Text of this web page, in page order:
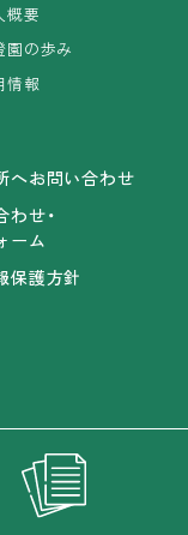
概要
園の歩み
情報
へお問い合わせ
わせ・
ーム
保護方針